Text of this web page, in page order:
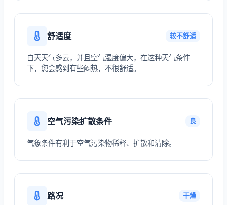
舒适度 较不舒适
白天天气多云，并且空气湿度偏大，在这种天气条件
下，您会感到有些闷热，不很舒适。
空气污染扩散条件 良
气象条件有利于空气污染物稀释、扩散和清除。
路况 干燥